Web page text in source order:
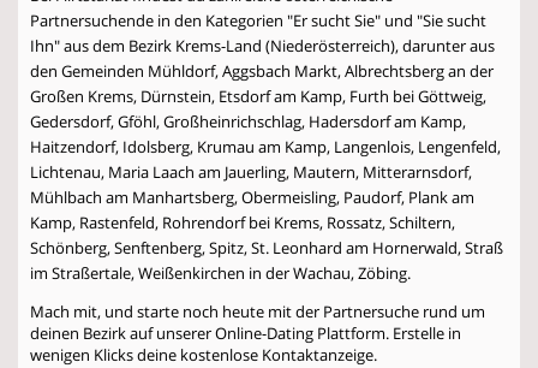
Partnersuchende in den Kategorien "Er sucht Sie" und "Sie sucht
Ihn" aus dem Bezirk Krems-Land (Niederösterreich), darunter aus
den Gemeinden Mühldorf, Aggsbach Markt, Albrechtsberg an der
Großen Krems, Dürnstein, Etsdorf am Kamp, Furth bei Göttweig,
Gedersdorf, Gföhl, Großheinrichschlag, Hadersdorf am Kamp,
Haitzendorf, Idolsberg, Krumau am Kamp, Langenlois, Lengenfeld,
Lichtenau, Maria Laach am Jauerling, Mautern, Mitterarnsdorf,
Mühlbach am Manhartsberg, Obermeisling, Paudorf, Plank am
Kamp, Rastenfeld, Rohrendorf bei Krems, Rossatz, Schiltern,
Schönberg, Senftenberg, Spitz, St. Leonhard am Hornerwald, Straß
im Straßertale, Weißenkirchen in der Wachau, Zöbing.
Mach mit, und starte noch heute mit der Partnersuche rund um
deinen Bezirk auf unserer Online-Dating Plattform. Erstelle in
wenigen Klicks deine kostenlose Kontaktanzeige.